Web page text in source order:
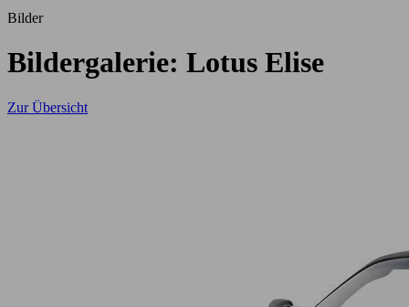
Bilder
Bildergalerie: Lotus Elise
Zur Übersicht